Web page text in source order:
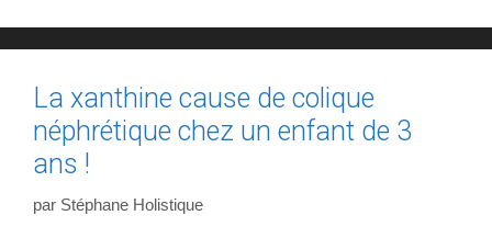
La xanthine cause de colique
néphrétique chez un enfant de 3
ans !
par Stéphane Holistique